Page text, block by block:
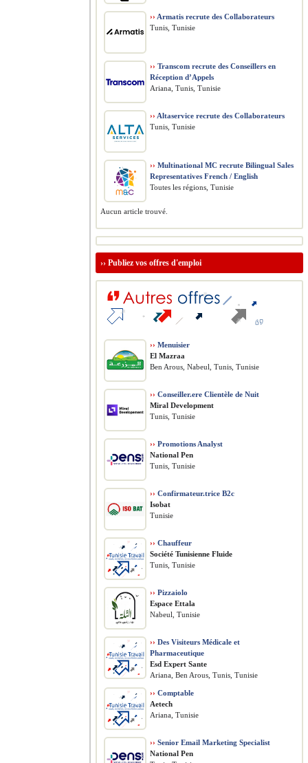
›› Armatis recrute des Collaborateurs
Tunis, Tunisie
›› Transcom recrute des Conseillers en
Réception d’Appels
Ariana, Tunis, Tunisie
›› Altaservice recrute des Collaborateurs
Tunis, Tunisie
›› Multinational MC recrute Bilingual Sales
Representatives French / English
Toutes les régions, Tunisie
Aucun article trouvé.
›› Publiez vos offres d'emploi
›› Menuisier
El Mazraa
Ben Arous, Nabeul, Tunis, Tunisie
›› Conseiller.ere Clientèle de Nuit
Miral Development
Tunis, Tunisie
›› Promotions Analyst
National Pen
Tunis, Tunisie
›› Confirmateur.trice B2c
Isobat
Tunisie
›› Chauffeur
Société Tunisienne Fluide
Tunis, Tunisie
›› Pizzaiolo
Espace Ettala
Nabeul, Tunisie
›› Des Visiteurs Médicale et
Pharmaceutique
Esd Expert Sante
Ariana, Ben Arous, Tunis, Tunisie
›› Comptable
Aetech
Ariana, Tunisie
›› Senior Email Marketing Specialist
National Pen